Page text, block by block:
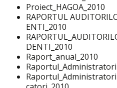
Proiect_HAGOA_2010
RAPORTUL
ENTI_2010
DENTI_2010
Raport_anual_2010